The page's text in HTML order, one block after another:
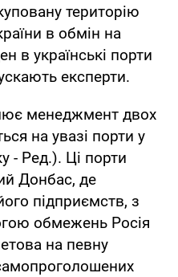
територію
в обмін на
в українські порти
експерти.
менеджмент двох
на увазі порти у
- Ред.). Ці порти
Донбас, де
підприємств, з
обмежень Росія
на певну